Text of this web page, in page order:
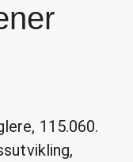
115.060.